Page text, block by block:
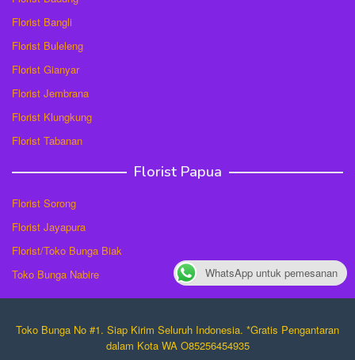
Florist Bangli
Florist Buleleng
Florist Gianyar
Florist Jembrana
Florist Klungkung
Florist Tabanan
Florist Papua
Florist Sorong
Florist Jayapura
Florist/Toko Bunga Biak
Toko Bunga Nabire
Toko Bunga No #1. Siap Kirim Seluruh Indonesia. *Gratis Pengantaran
dalam Kota WA O85256454935
WhatsApp untuk pemesanan